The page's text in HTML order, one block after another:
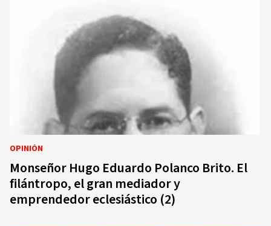
OPINIÓN
Monseñor Hugo Eduardo Polanco Brito. El
filántropo, el gran mediador y
emprendedor eclesiástico (2)